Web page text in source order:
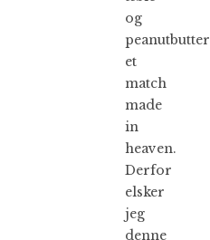
og
peanutbutter
et
match
made
in
heaven.
Derfor
elsker
jeg
denne